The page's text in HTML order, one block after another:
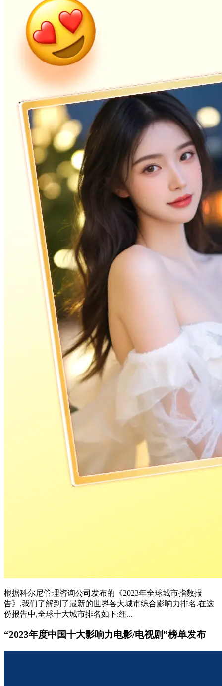
根据科尔尼管理咨询公司发布的《2023年全球城市指数报
告》,我们了解到了最新的世界各大城市综合影响力排名.在这
份报告中,全球十大城市排名如下:纽...
“2023年度中国十大影响力电影/电视剧”榜单发布